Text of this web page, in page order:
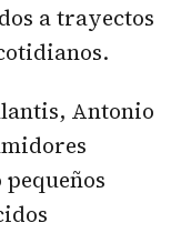
a trayectos
Antonio